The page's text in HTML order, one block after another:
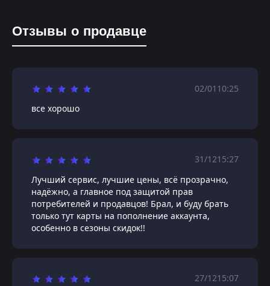
Отзывы о продавце
02/01 10:25
все хорошо
31/1215:27
Лучший сервис, лучшие цены, всё прозрачно,
надёжно, а главное под защитой прав
потребителей и продавцов! Брал, и буду брать
только тут карты на пополнение аккаунта,
особенно в сезоны скидок!!
27/1215:07